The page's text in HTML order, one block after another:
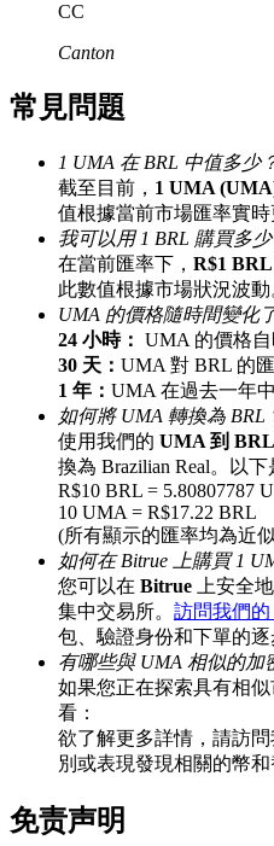
Bitrue渠道合伙人
最高達65%佣金！
邀请好友
邀請朋友獲得現金獎勵
BTC 專享獎勵
BTC 專享獎勵
充值並交易BTC瓜分
CC
Canton
常見問題
1 UMA 在 BRL 中值多少
截至目前， 1 UMA
值根據當前市場匯率實時
我可以用 1 BRL 購買多
在當前匯率下， R$1 BRL
此數值根據市場狀況波動
UMA 的價格隨時間變化
24 小時： UMA 的價格
30 天： UMA 對 BRL 的
1 年： UMA 在過去一年
如何將 UMA 轉換為 BRL
使用我們的 UMA 到
換為 Brazilian Real。以
R$10 BRL = 5.80807787
10 UMA = R$17.22 BRL
(所有顯示的匯率均為近
如何在 Bitrue 上購買 1
您可以在 Bitrue 上安全
集中交易所。 訪問我們
包、驗證身份和下單的逐
有哪些與 UMA 相似的加
如果您正在探索具有相
看：
欲了解更多詳情，請訪問
別或表現發現相關的幣和
免责声明